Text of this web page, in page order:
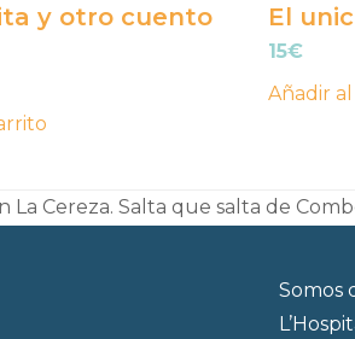
y otro cuento
El
15€
Añadir
La Cereza. Salta que salta de
Somos